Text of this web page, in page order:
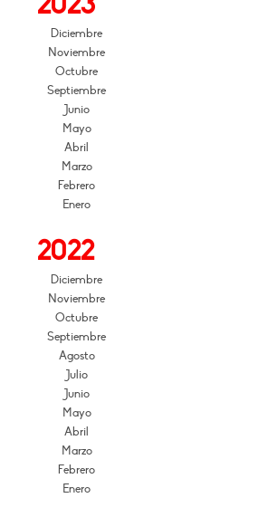
Diciembre
Noviembre
Octubre
Septiembre
Junio
Mayo
Abril
Marzo
Febrero
Enero
2022
Diciembre
Noviembre
Octubre
Septiembre
Agosto
Julio
Junio
Mayo
Abril
Marzo
Febrero
Enero